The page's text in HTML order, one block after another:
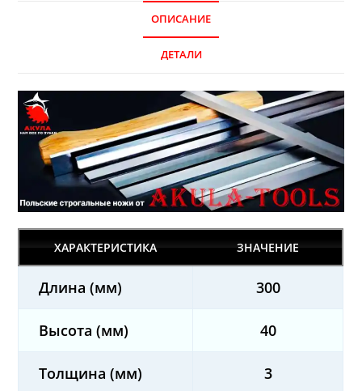
ОПИСАНИЕ
ДЕТАЛИ
ХАРАКТЕРИСТИКА ЗНАЧЕНИЕ
Длина (мм) 300
Высота (мм) 40
Толщина (мм) 3